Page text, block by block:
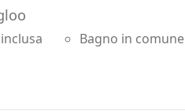
Bagno in comune